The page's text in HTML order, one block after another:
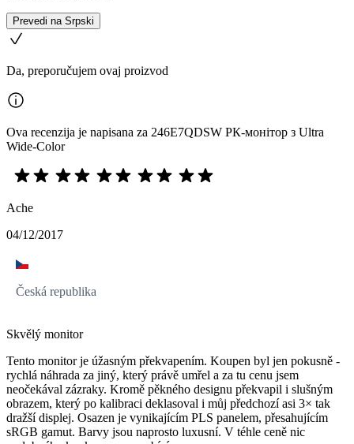
Prevedi na Srpski
Da, preporučujem ovaj proizvod
Ova recenzija je napisana za 246E7QDSW РК-монітор з Ultra
Wide-Color
Ache
04/12/2017
Česká republika
Skvělý monitor
Tento monitor je úžasným překvapením. Koupen byl jen pokusně -
rychlá náhrada za jiný, který právě umřel a za tu cenu jsem
neočekával zázraky. Kromě pěkného designu překvapil i slušným
obrazem, který po kalibraci deklasoval i můj předchozí asi 3× tak
dražší displej. Osazen je vynikajícím PLS panelem, přesahujícím
sRGB gamut. Barvy jsou naprosto luxusní. V téhle ceně nic